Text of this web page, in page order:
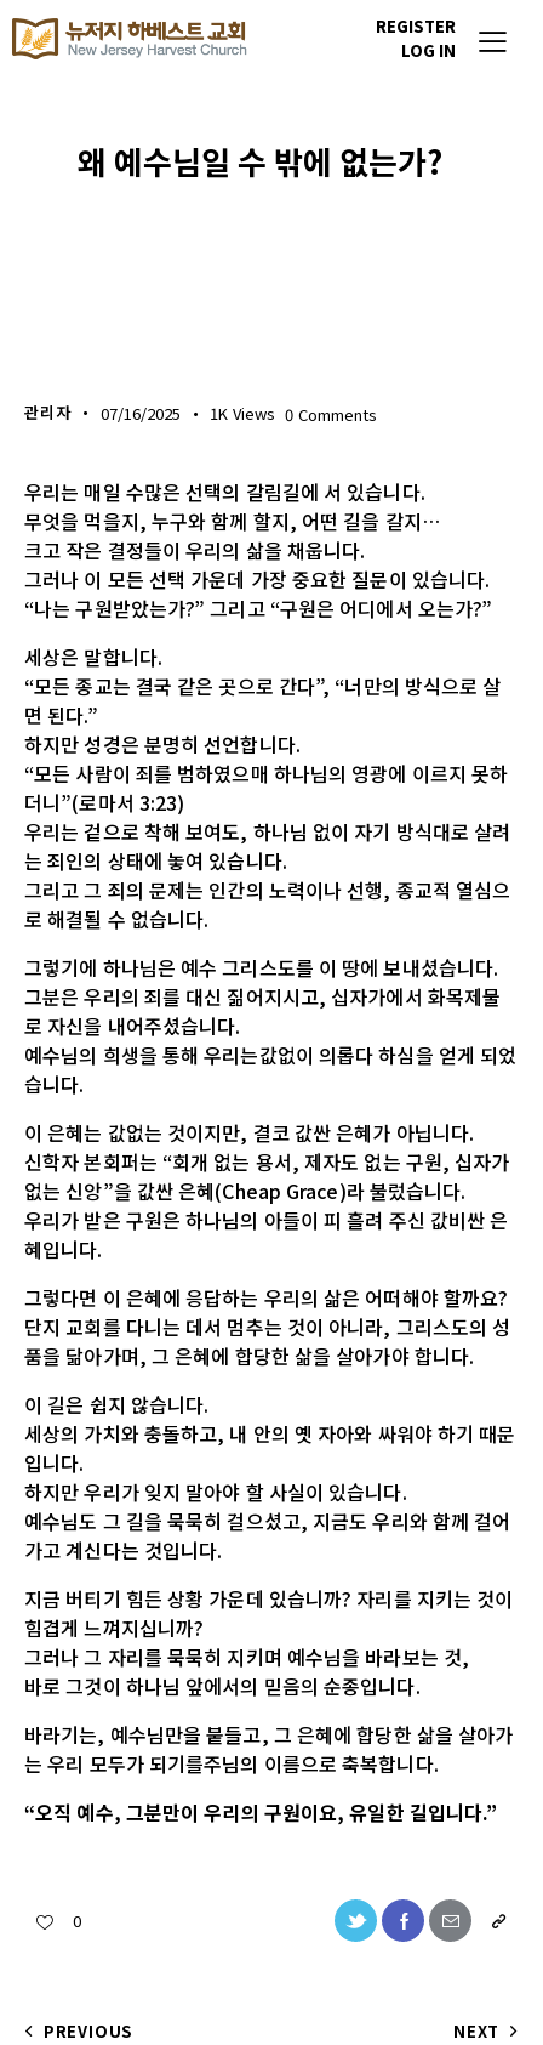
REGISTER
LOG IN
왜 예수님일 수 밖에 없는가?
관리자 07/16/2025 1K Views 0 Comments
우리는 매일 수많은 선택의 갈림길에 서 있습니다.
무엇을 먹을지, 누구와 함께 할지, 어떤 길을 갈지…
크고 작은 결정들이 우리의 삶을 채웁니다.
그러나 이 모든 선택 가운데 가장 중요한 질문이 있습니다.
“나는 구원받았는가?” 그리고 “구원은 어디에서 오는가?”
세상은 말합니다.
“모든 종교는 결국 같은 곳으로 간다”, “너만의 방식으로 살
면 된다.”
하지만 성경은 분명히 선언합니다.
“모든 사람이 죄를 범하였으매 하나님의 영광에 이르지 못하
더니”(로마서 3:23)
우리는 겉으로 착해 보여도, 하나님 없이 자기 방식대로 살려
는 죄인의 상태에 놓여 있습니다.
그리고 그 죄의 문제는 인간의 노력이나 선행, 종교적 열심으
로 해결될 수 없습니다.
그렇기에 하나님은 예수 그리스도를 이 땅에 보내셨습니다.
그분은 우리의 죄를 대신 짊어지시고, 십자가에서 화목제물
로 자신을 내어주셨습니다.
예수님의 희생을 통해 우리는값없이 의롭다 하심을 얻게 되었
습니다.
이 은혜는 값없는 것이지만, 결코 값싼 은혜가 아닙니다.
신학자 본회퍼는 “회개 없는 용서, 제자도 없는 구원, 십자가
없는 신앙”을 값싼 은혜(Cheap Grace)라 불렀습니다.
우리가 받은 구원은 하나님의 아들이 피 흘려 주신 값비싼 은
혜입니다.
그렇다면 이 은혜에 응답하는 우리의 삶은 어떠해야 할까요?
단지 교회를 다니는 데서 멈추는 것이 아니라, 그리스도의 성
품을 닮아가며, 그 은혜에 합당한 삶을 살아가야 합니다.
이 길은 쉽지 않습니다.
세상의 가치와 충돌하고, 내 안의 옛 자아와 싸워야 하기 때문
입니다.
하지만 우리가 잊지 말아야 할 사실이 있습니다.
예수님도 그 길을 묵묵히 걸으셨고, 지금도 우리와 함께 걸어
가고 계신다는 것입니다.
지금 버티기 힘든 상황 가운데 있습니까? 자리를 지키는 것이
힘겹게 느껴지십니까?
그러나 그 자리를 묵묵히 지키며 예수님을 바라보는 것,
바로 그것이 하나님 앞에서의 믿음의 순종입니다.
바라기는, 예수님만을 붙들고, 그 은혜에 합당한 삶을 살아가
는 우리 모두가 되기를주님의 이름으로 축복합니다.
“오직 예수, 그분만이 우리의 구원이요, 유일한 길입니다.”
0
PREVIOUS NEXT